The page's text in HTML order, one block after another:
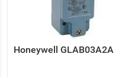
Honeywell GLAB03A2A